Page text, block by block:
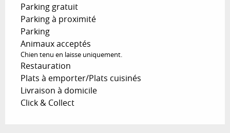
Parking gratuit
Parking à proximité
Parking
Animaux acceptés
Chien tenu en laisse uniquement.
Restauration
Plats à emporter/Plats cuisinés
Livraison à domicile
Click & Collect